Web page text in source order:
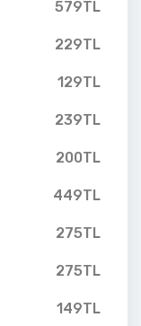
579TL
229TL
129TL
239TL
200TL
449TL
275TL
275TL
149TL